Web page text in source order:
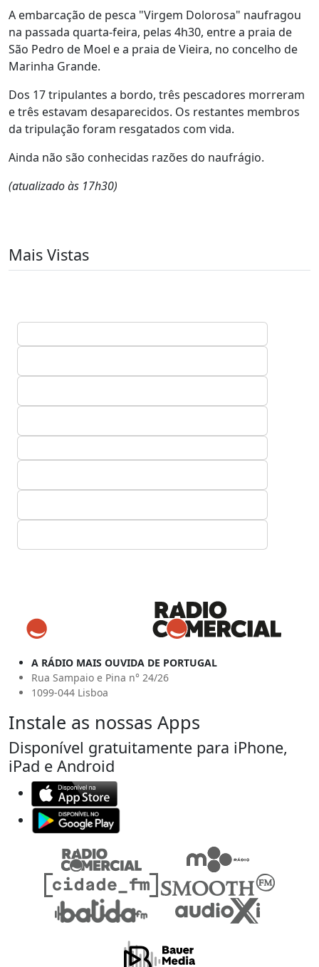
A embarcação de pesca "Virgem Dolorosa" naufragou
na passada quarta-feira, pelas 4h30, entre a praia de
São Pedro de Moel e a praia de Vieira, no concelho de
Marinha Grande.
Dos 17 tripulantes a bordo, três pescadores morreram
e três estavam desaparecidos. Os restantes membros
da tripulação foram resgatados com vida.
Ainda não são conhecidas razões do naufrágio.
(atualizado às 17h30)
Mais Vistas
A RÁDIO MAIS OUVIDA DE PORTUGAL
Rua Sampaio e Pina n° 24/26
1099-044 Lisboa
Instale as nossas Apps
Disponível gratuitamente para iPhone,
iPad e Android